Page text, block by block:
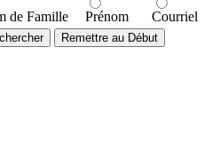
de Famille Prénom Courriel